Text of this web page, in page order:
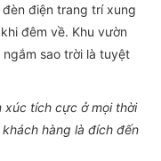
điện trang trí xung
đêm về. Khu vườn
sao trời là tuyệt
xúc tích cực ở mọi thời
hàng là đích đến